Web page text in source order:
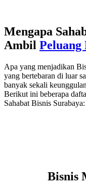
Mengapa
Ambil Peluang
Apa yang menjadikan
yang bertebaran di luar
banyak sekali
Berikut ini beberapa
Sahabat Bisnis Surabaya:
Bisnis